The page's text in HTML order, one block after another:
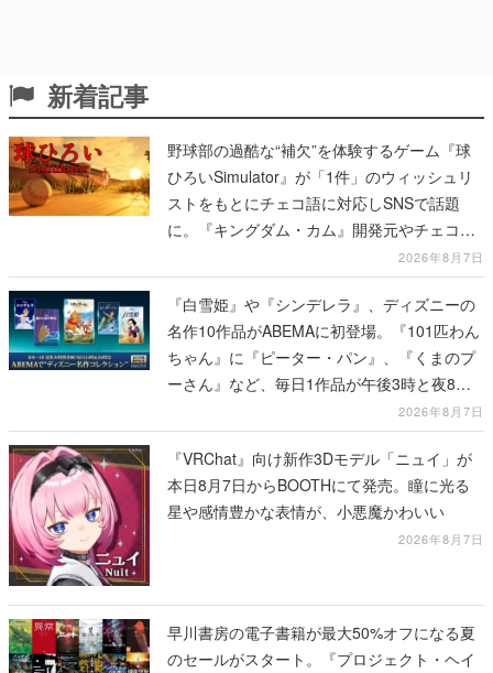
新着記事
野球部の過酷な“補欠”を体験するゲーム『球
ひろいSimulator』が「1件」のウィッシュリ
ストをもとにチェコ語に対応しSNSで話題
に。『キングダム・カム』開発元やチェコの
2026年8月7日
『白雪姫』や『シンデレラ』、ディズニーの
名作10作品がABEMAに初登場。『101匹わん
ちゃん』に『ピーター・パン』、『くまのプ
ーさん』など、毎日1作品が午後3時と夜8時
2026年8月7日
『VRChat』向け新作3Dモデル「ニュイ」が
本日8月7日からBOOTHにて発売。瞳に光る
星や感情豊かな表情が、小悪魔かわいい
2026年8月7日
早川書房の電子書籍が最大50%オフになる夏
のセールがスタート。『プロジェクト・ヘイ